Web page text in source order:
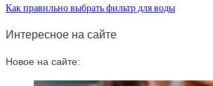
Как правильно выбрать фильтр для воды
Интересное на сайте
Новое на сайте: